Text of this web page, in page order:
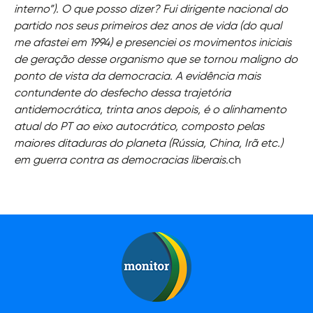
interno”). O que posso dizer? Fui dirigente nacional do
partido nos seus primeiros dez anos de vida (do qual
me afastei em 1994) e presenciei os movimentos iniciais
de geração desse organismo que se tornou maligno do
ponto de vista da democracia. A evidência mais
contundente do desfecho dessa trajetória
antidemocrática, trinta anos depois, é o alinhamento
atual do PT ao eixo autocrático, composto pelas
maiores ditaduras do planeta (Rússia, China, Irã etc.)
em guerra contra as democracias liberais.ch